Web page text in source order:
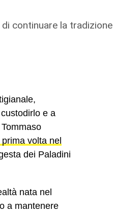
continuare la tradizione
e a
volta nel
dei Paladini
nata nel
a mantenere